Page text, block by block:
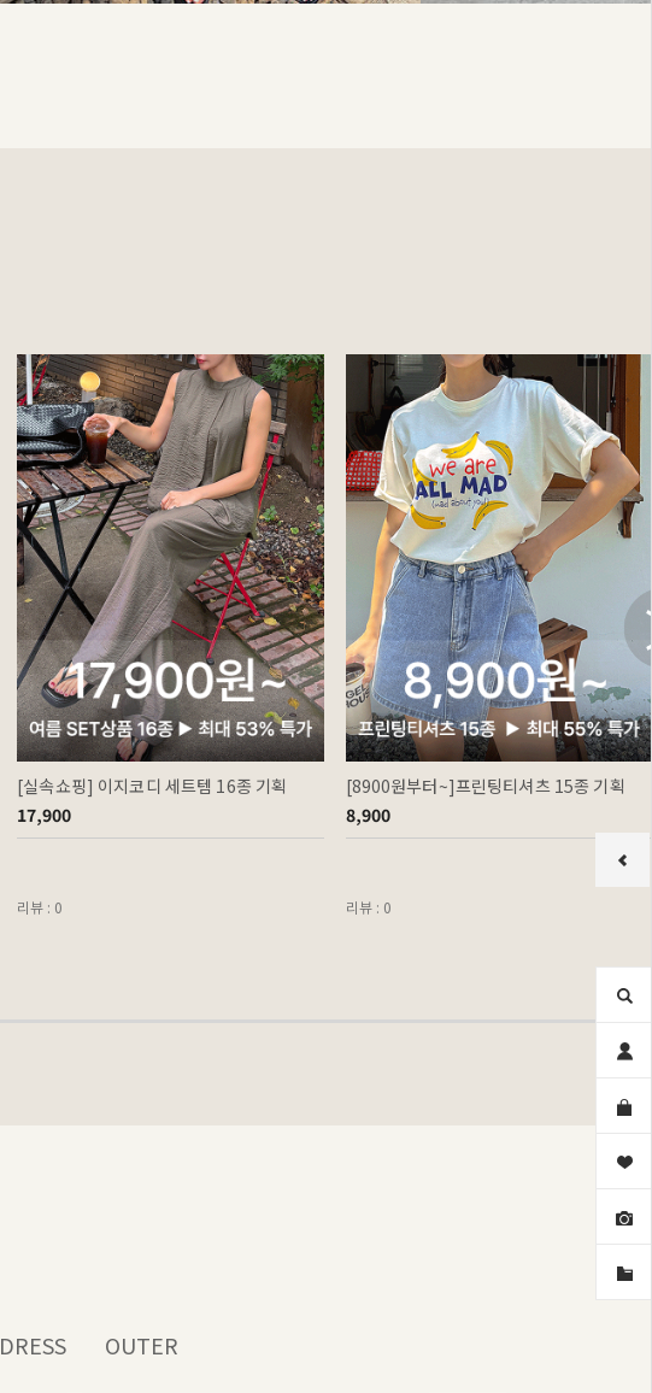
[실속쇼핑] 이지코디 세트템 16종 기획
17,900
리뷰 : 0
[8900원부터~]프린팅티셔츠 15종 기획
8,900
리뷰 : 0
DRESS OUTER